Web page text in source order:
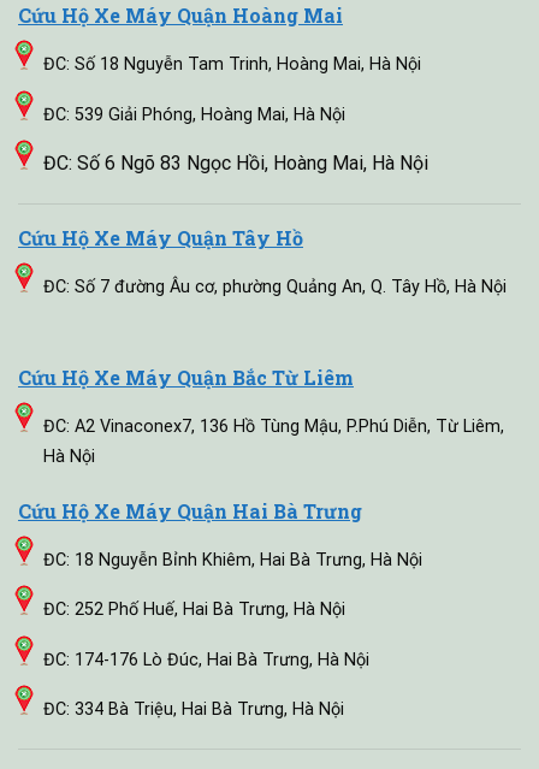
Cứu Hộ Xe Máy Quận Hoàng Mai
ĐC: Số 18 Nguyễn Tam Trinh, Hoàng Mai, Hà Nội
ĐC: 539 Giải Phóng, Hoàng Mai, Hà Nội
ĐC: Số 6 Ngõ 83 Ngọc Hồi, Hoàng Mai, Hà Nội
Cứu Hộ Xe Máy Quận Tây Hồ
ĐC: Số 7 đường Âu cơ, phường Quảng An, Q. Tây Hồ, Hà Nội
Cứu Hộ Xe Máy Quận Bắc Từ Liêm
ĐC: A2 Vinaconex7, 136 Hồ Tùng Mậu, P.Phú Diễn, Từ Liêm,
Hà Nội
Cứu Hộ Xe Máy Quận Hai Bà Trưng
ĐC: 18 Nguyễn Bỉnh Khiêm, Hai Bà Trưng, Hà Nội
ĐC: 252 Phố Huế, Hai Bà Trưng, Hà Nội
ĐC: 174-176 Lò Đúc, Hai Bà Trưng, Hà Nội
ĐC: 334 Bà Triệu, Hai Bà Trưng, Hà Nội